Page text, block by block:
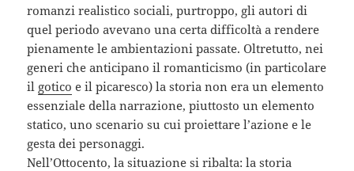
romanzi realistico sociali, purtroppo, gli autori di
quel periodo avevano una certa difficoltà a rendere
pienamente le ambientazioni passate. Oltretutto, nei
generi che anticipano il romanticismo (in particolare
il gotico e il picaresco) la storia non era un elemento
essenziale della narrazione, piuttosto un elemento
statico, uno scenario su cui proiettare l’azione e le
gesta dei personaggi.
Nell’Ottocento, la situazione si ribalta: la storia